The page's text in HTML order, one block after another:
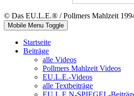
© Das EU.L.E.® / Pollmers Mahlzeit
Mobile Menu Toggle
Startseite
Beiträge
alle Videos
Pollmers Mahlzeit Videos
EU.L.E.-Videos
alle Textbeiträge